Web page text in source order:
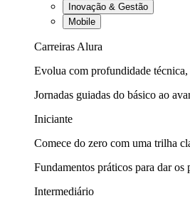
Inovação & Gestão
Mobile
Carreiras Alura
Evolua com profundidade
Jornadas guiadas do básico ao
Iniciante
Comece do zero com uma trilha
Fundamentos práticos para dar os
Intermediário